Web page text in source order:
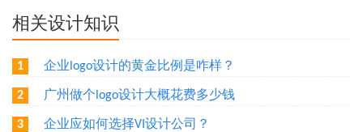
相关设计知识
1 企业logo设计的黄金比例是咋样？
2 广州做个logo设计大概花费多少钱
3 企业应如何选择VI设计公司？